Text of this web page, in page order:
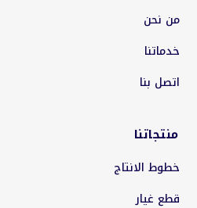
من نحن
خدماتنا
اتصل بنا
منتجاتنا
خطوط الانتاج
قطع غيار